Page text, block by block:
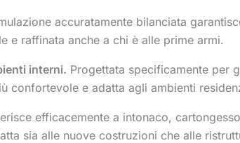
accuratamente bilanciata
e raffinata anche a chi è alle prime armi.
interni. Progettata specificamente per
confortevole e adatta agli ambienti
efficacemente a intonaco,
sia alle nuove costruzioni che alle